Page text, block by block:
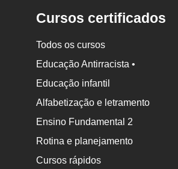
Cursos certificados
Todos os cursos
Educação Antirracista •
Educação infantil
Alfabetização e letramento
Ensino Fundamental 2
Rotina e planejamento
Cursos rápidos